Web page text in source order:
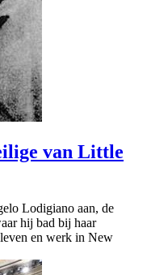
van Little
Lodigiano aan, de
hij bad bij haar
en werk in New